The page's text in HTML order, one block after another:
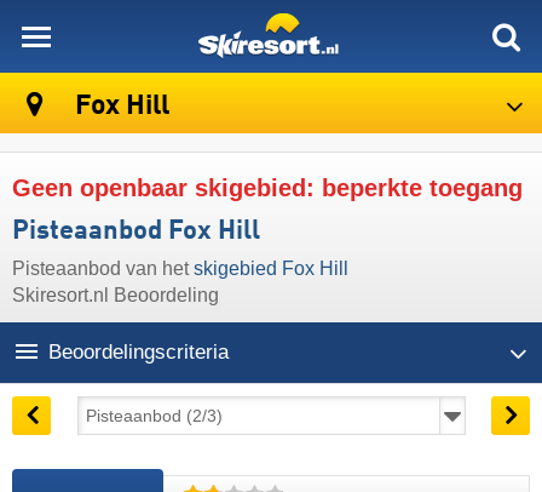
Fox Hill
Geen openbaar skigebied: beperkte toegang
Pisteaanbod Fox Hill
Pisteaanbod van hetskigebied Fox Hill
Skiresort.nl Beoordeling
Beoordelingscriteria